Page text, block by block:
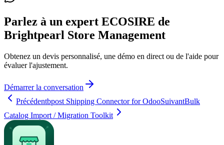
Parlez à un expert ECOSIRE de
Brightpearl Store Management
Obtenez un devis personnalisé, une démo en direct ou de l'aide pour
évaluer l'ajustement.
Démarrer la conversation
Précédentbpost Shipping Connector for OdooSuivantBulk
Catalog Import / Migration Toolkit